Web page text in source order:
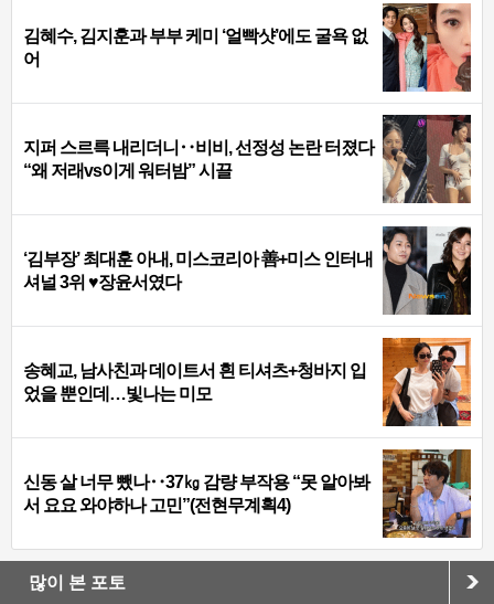
김혜수, 김지훈과 부부 케미 ‘얼빡샷’에도 굴욕 없
어
지퍼 스르륵 내리더니‥비비, 선정성 논란 터졌다
“왜 저래vs이게 워터밤” 시끌
‘김부장’ 최대훈 아내, 미스코리아 善+미스 인터내
셔널 3위 ♥장윤서였다
송혜교, 남사친과 데이트서 흰 티셔츠+청바지 입
었을 뿐인데…빛나는 미모
신동 살 너무 뺐나‥37㎏ 감량 부작용 “못 알아봐
서 요요 와야하나 고민”(전현무계획4)
많이 본 포토